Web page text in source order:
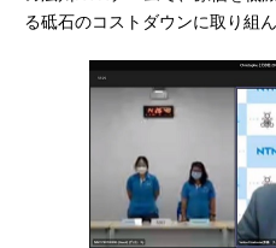
る砥石のコストダウンに取り組